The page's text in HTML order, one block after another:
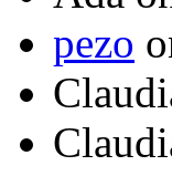
pezo